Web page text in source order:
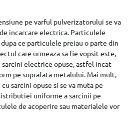
pe varful pulverizatorului se va
incarcare electrica. Particulele
ce particulele preiau o parte din
care urmeaza sa fie vopsit este,
electrice opuse, astfel incat
pe suprafata metalului. Mai mult,
sarcini opuse si se va muta pe
uniforme a sarcinii pe
de acoperire sau materialele vor